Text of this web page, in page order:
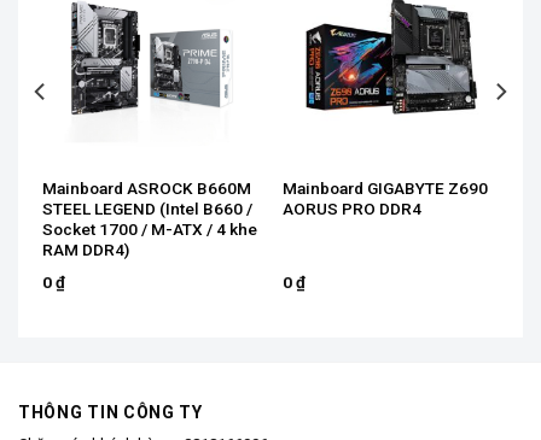
Mainboard ASROCK B660M
STEEL LEGEND (Intel B660 /
Socket 1700 / M-ATX / 4 khe
RAM DDR4)
0₫
Mainboard GIGABYTE Z690
AORUS PRO DDR4
0₫
THÔNG TIN CÔNG TY